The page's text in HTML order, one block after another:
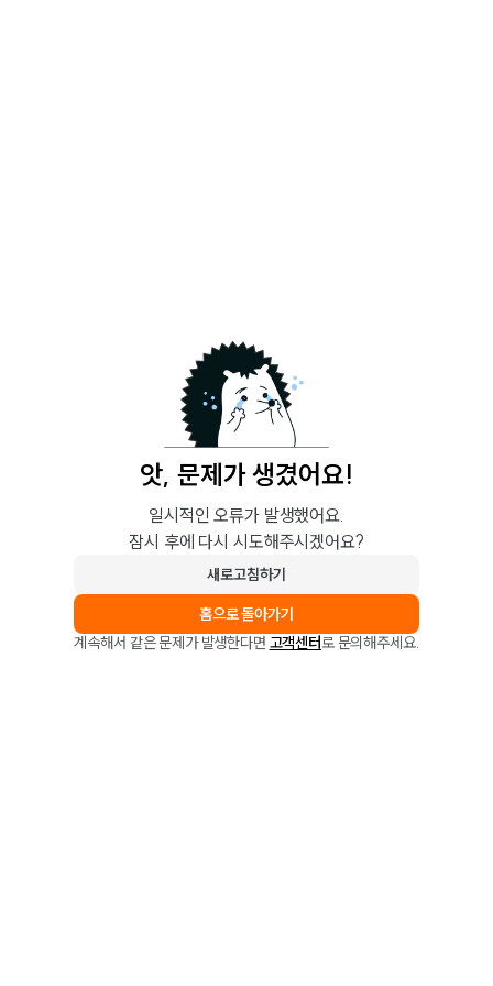
앗, 문제가 생겼어요!
일시적인 오류가 발생했어요.
잠시 후에 다시 시도해주시겠어요?
새로고침하기
홈으로 돌아가기
계속해서 같은 문제가 발생한다면 고객센터로 문의해주세요.